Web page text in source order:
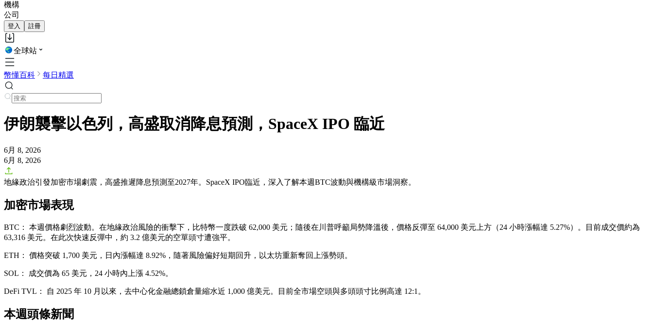
機構
公司
登入 註冊
全球站
幣懂百科 每日精選
伊朗襲擊以色列，高盛取消降息預測，SpaceX IPO 臨近
6月 8, 2026
6月 8, 2026
地緣政治引發加密市場劇震，高盛推遲降息預測至2027年。SpaceX IPO臨近，深入了解本週BTC波動與機構級市場洞察。
加密市場表現
BTC：
本週價格劇烈波動。在地緣政治風險的衝擊下，比特幣一度跌破 62,000 美元；隨後在川普呼籲局勢降溫後，價格反彈至 64,000 美元上方（24 小時漲幅達 5.27%）。目前成交價約為
63,316 美元。在此次快速反彈中，約 3.2 億美元的空單頭寸遭強平。
ETH： 價格突破 1,700 美元，日內漲幅達 8.92%，隨著風險偏好短期回升，以太坊重新奪回上漲勢頭。
SOL： 成交價為 65 美元，24 小時內上漲 4.52%。
DeFi TVL： 自 2025 年 10 月以來，去中心化金融總鎖倉量縮水近 1,000 億美元。目前全市場空頭與多頭頭寸比例高達 12:1。
本週頭條新聞